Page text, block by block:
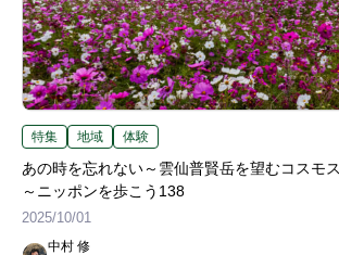
特集 地域 体験
あの時を忘れない～雲仙普賢岳を望むコスモ
～ニッポンを歩こう138
2025/10/01
中村 修